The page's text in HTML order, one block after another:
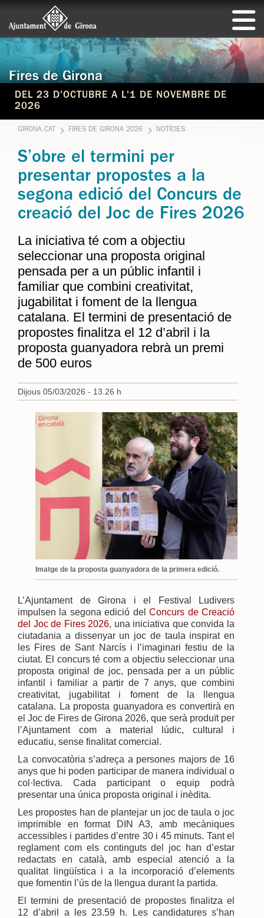
Fires de Girona
DEL 23 D'OCTUBRE A L'1 DE NOVEMBRE DE
2026
GIRONA.CAT FIRES DE GIRONA 2026 NOTÍCIES
S’obre el termini per
presentar propostes a la
segona edició del Concurs de
creació del Joc de Fires 2026
La iniciativa té com a objectiu
seleccionar una proposta original
pensada per a un públic infantil i
familiar que combini creativitat,
jugabilitat i foment de la llengua
catalana. El termini de presentació de
propostes finalitza el 12 d’abril i la
proposta guanyadora rebrà un premi
de 500 euros
Dijous 05/03/2026 - 13.26 h
Imatge de la proposta guanyadora de la primera edició.
L’Ajuntament de Girona i el Festival Ludivers
impulsen la segona edició delConcurs de Creació
del Joc de Fires 2026, una iniciativa que convida la
ciutadania a dissenyar un joc de taula inspirat en
les Fires de Sant Narcís i l’imaginari festiu de la
ciutat. El concurs té com a objectiu seleccionar una
proposta original de joc, pensada per a un públic
infantil i familiar a partir de 7 anys, que combini
creativitat, jugabilitat i foment de la llengua
catalana. La proposta guanyadora es convertirà en
el Joc de Fires de Girona 2026, que serà produït per
l’Ajuntament com a material lúdic, cultural i
educatiu, sense finalitat comercial.
La convocatòria s’adreça a persones majors de 16
anys que hi poden participar de manera individual o
col·lectiva. Cada participant o equip podrà
presentar una única proposta original i inèdita.
Les propostes han de plantejar un joc de taula o joc
imprimible en format DIN A3, amb mecàniques
accessibles i partides d’entre 30 i 45 minuts. Tant el
reglament com els continguts del joc han d’estar
redactats en català, amb especial atenció a la
qualitat lingüística i a la incorporació d’elements
que fomentin l’ús de la llengua durant la partida.
El termini de presentació de propostes finalitza el
12 d’abril a les 23.59 h. Les candidatures s’han